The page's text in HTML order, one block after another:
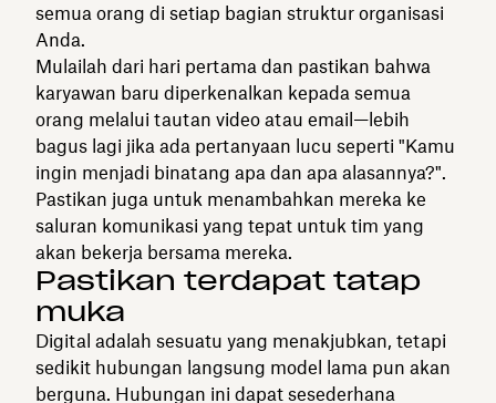
semua orang di setiap bagian struktur organisasi
Anda.
Mulailah dari hari pertama dan pastikan bahwa
karyawan baru diperkenalkan kepada semua
orang melalui tautan video atau email—lebih
bagus lagi jika ada pertanyaan lucu seperti "Kamu
ingin menjadi binatang apa dan apa alasannya?".
Pastikan juga untuk menambahkan mereka ke
saluran komunikasi yang tepat untuk tim yang
akan bekerja bersama mereka.
Pastikan terdapat tatap
muka
Digital adalah sesuatu yang menakjubkan, tetapi
sedikit hubungan langsung model lama pun akan
berguna. Hubungan ini dapat sesederhana